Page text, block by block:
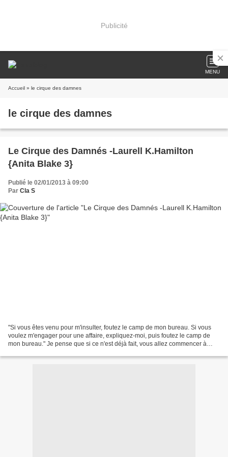
Publicité
MENU
Accueil » le cirque des damnes
le cirque des damnes
Le Cirque des Damnés -Laurell K.Hamilton
{Anita Blake 3}
Publié le 02/01/2013 à 09:00
Par Cla S
"Si vous êtes venu pour m'insulter, foutez le camp de mon bureau. Si vous
voulez m'engager pour une affaire, expliquez-moi, puis foutez le camp de
mon bureau." Je pense que si ce n'est déjà fait, vous allez commencer à